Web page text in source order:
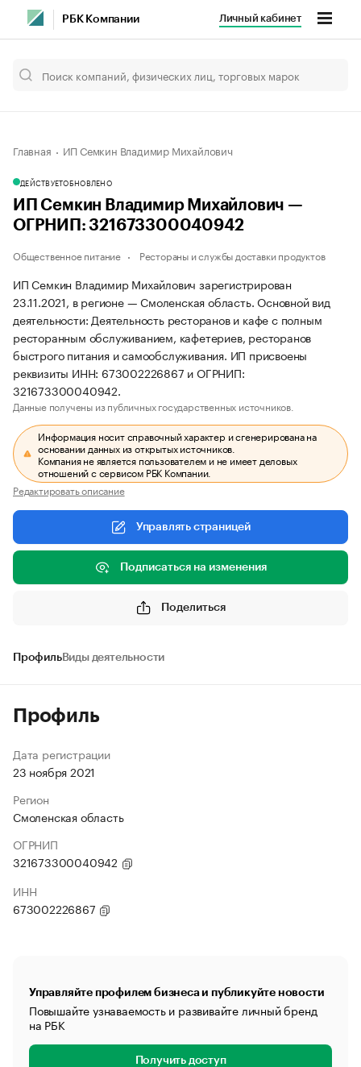
РБК Компании Личный кабинет
Главная ИП Семкин Владимир Михайлович
ДЕЙСТВУЕТОБНОВЛЕНО
ИП Семкин Владимир Михайлович —
ОГРНИП: 321673300040942
Общественное питание Рестораны и службы доставки продуктов
ИП Семкин Владимир Михайлович зарегистрирован
23.11.2021, в регионе — Смоленская область. Основной вид
деятельности: Деятельность ресторанов и кафе с полным
ресторанным обслуживанием, кафетериев, ресторанов
быстрого питания и самообслуживания. ИП присвоены
реквизиты ИНН: 673002226867 и ОГРНИП:
321673300040942.
Данные получены из публичных государственных источников.
Информация носит справочный характер и сгенерирована на
основании данных из открытых источников.
Компания не является пользователем и не имеет деловых
отношений с сервисом РБК Компании.
Редактировать описание
Управлять страницей
Подписаться на изменения
Поделиться
ПрофильВиды деятельности
Профиль
Дата регистрации
23 ноября 2021
Регион
Смоленская область
ОГРНИП
321673300040942
ИНН
673002226867
Управляйте профилем бизнеса и публикуйте новости
Повышайте узнаваемость и развивайте личный бренд
на РБК
Получить доступ